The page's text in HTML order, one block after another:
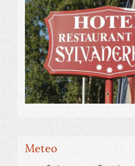
Meteo